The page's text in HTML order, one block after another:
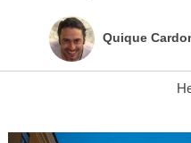
Quique